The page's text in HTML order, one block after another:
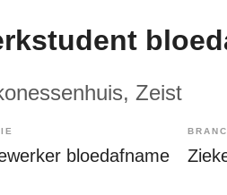
, Zeist
bloedafname